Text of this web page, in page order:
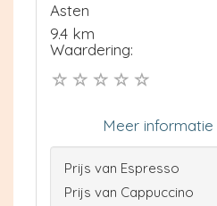
Asten
9.4 km
Waardering:
Meer informatie
Prijs van Espresso
Prijs van Cappuccino